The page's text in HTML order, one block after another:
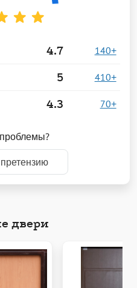
4.7 140+
5 410+
4.3 70+
двери